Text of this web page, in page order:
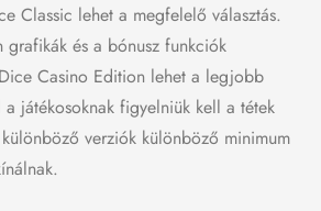
Classic lehet a megfelelő választás.
és a bónusz funkciók
Casino Edition lehet a legjobb
játékosoknak figyelniük kell a tétek
verziók különböző minimum